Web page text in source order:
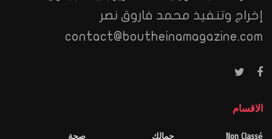
إخراج وتنفيذ محمد فاروق نصر
contact@boutheinamagazine.com
الاقسام